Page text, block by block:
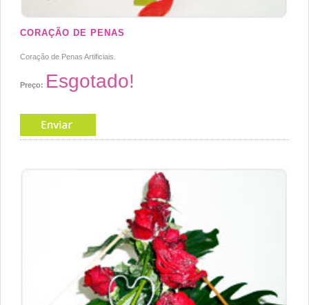
CORAÇÃO DE PENAS
Coração de Penas Artificiais.
Preço: Esgotado!